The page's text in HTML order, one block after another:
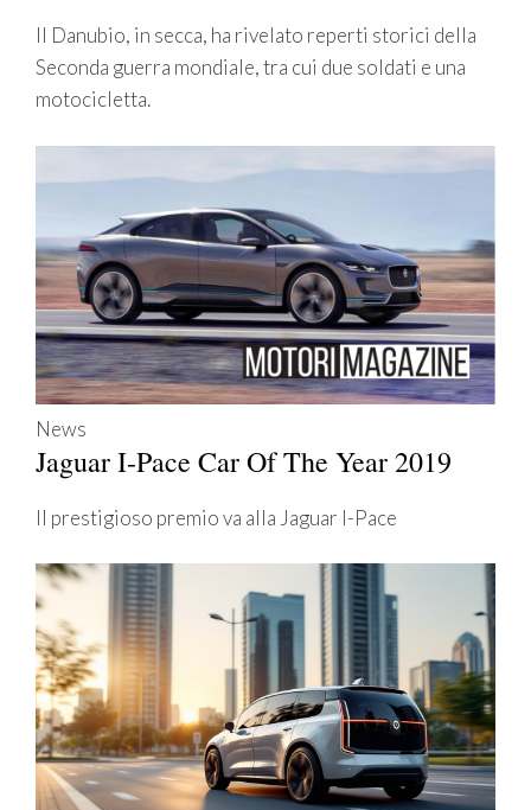
Il Danubio, in secca, ha rivelato reperti storici della
Seconda guerra mondiale, tra cui due soldati e una
motocicletta.
News
Jaguar I-Pace Car Of The Year 2019
Il prestigioso premio va alla Jaguar I-Pace